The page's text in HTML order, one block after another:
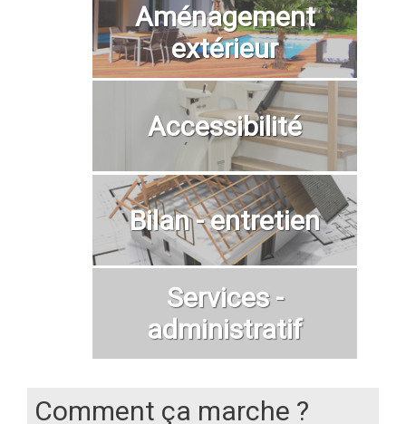
Aménagement
extérieur
Accessibilité
Bilan - entretien
Services -
administratif
Comment ça marche ?